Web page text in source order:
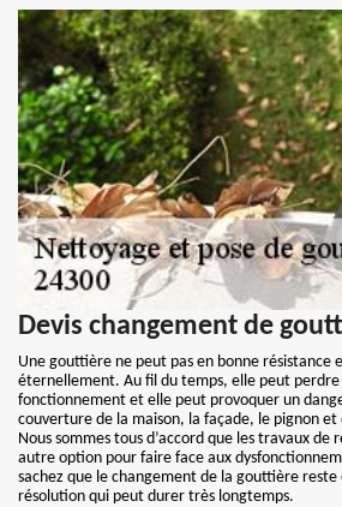
Devis changement de
Une gouttière ne peut pas en bonne
éternellement. Au fil du temps, elle peut
fonctionnement et elle peut provoquer un
couverture de la maison, la façade, le pignon
Nous sommes tous d’accord que les travaux de
autre option pour faire face aux
sachez que le changement de la gouttière
résolution qui peut durer très longtemps.